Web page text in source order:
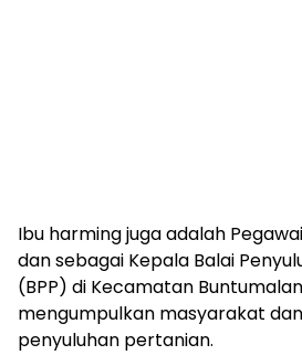
Ibu harming juga adalah
dan sebagai Kepala Balai
(BPP) di Kecamatan
mengumpulkan masyarakat
penyuluhan pertanian.